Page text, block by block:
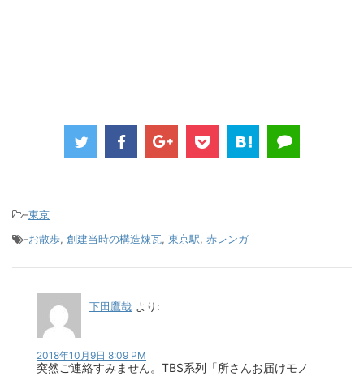
-東京
-お散歩, 創建当時の構造煉瓦, 東京駅, 赤レンガ
下田鷹哉 より:
2018年10月9日 8:09 PM
突然ご連絡すみません。TBS系列「所さんお届けモノ